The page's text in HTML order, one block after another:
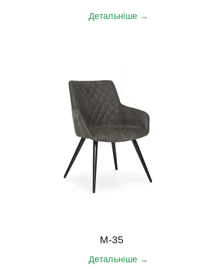
Детальніше →
M-35
Детальніше →